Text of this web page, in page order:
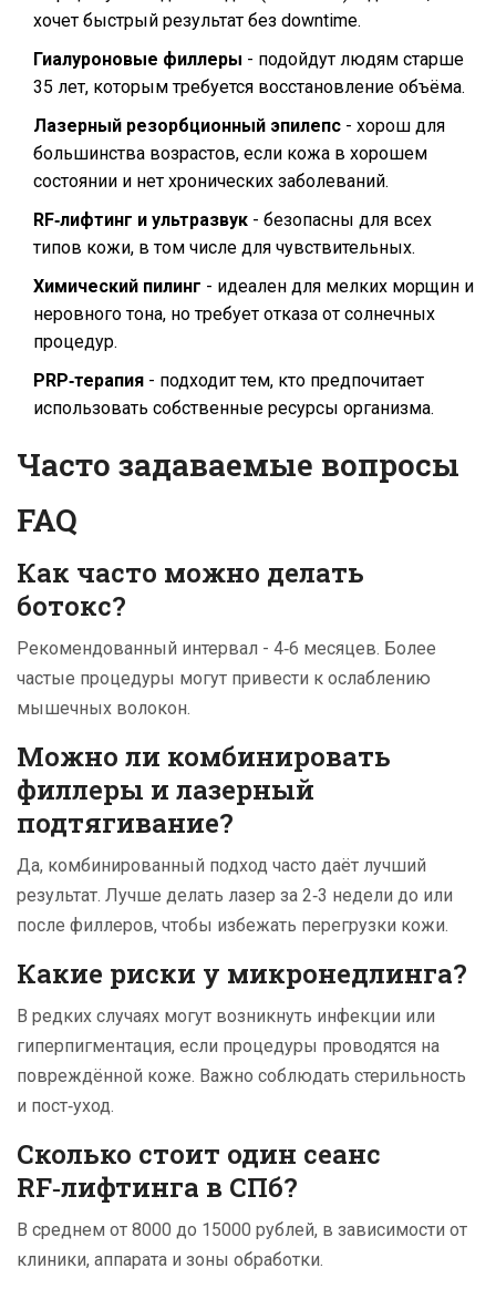
хочет быстрый результат без downtime.
Гиалуроновые филлеры - подойдут людям старше
35 лет, которым требуется восстановление объёма.
Лазерный резорбционный эпилепс - хорош для
большинства возрастов, если кожа в хорошем
состоянии и нет хронических заболеваний.
RF‑лифтинг и ультразвук - безопасны для всех
типов кожи, в том числе для чувствительных.
Химический пилинг - идеален для мелких морщин и
неровного тона, но требует отказа от солнечных
процедур.
PRP‑терапия - подходит тем, кто предпочитает
использовать собственные ресурсы организма.
Часто задаваемые вопросы
FAQ
Как часто можно делать
ботокс?
Рекомендованный интервал - 4‑6 месяцев. Более
частые процедуры могут привести к ослаблению
мышечных волокон.
Можно ли комбинировать
филлеры и лазерный
подтягивание?
Да, комбинированный подход часто даёт лучший
результат. Лучше делать лазер за 2‑3 недели до или
после филлеров, чтобы избежать перегрузки кожи.
Какие риски у микронедлинга?
В редких случаях могут возникнуть инфекции или
гиперпигментация, если процедуры проводятся на
повреждённой коже. Важно соблюдать стерильность
и пост‑уход.
Сколько стоит один сеанс
RF‑лифтинга в СПб?
В среднем от 8000 до 15000 рублей, в зависимости от
клиники, аппарата и зоны обработки.